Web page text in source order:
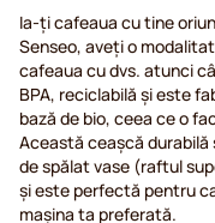
Ia-ți cafeaua cu tine
Senseo, aveți o
cafeaua cu dvs. atunci
BPA, reciclabilă și este
bază de bio, ceea ce o
Această ceașcă
de spălat vase (raftul
și este perfectă pentru
mașina ta preferată.